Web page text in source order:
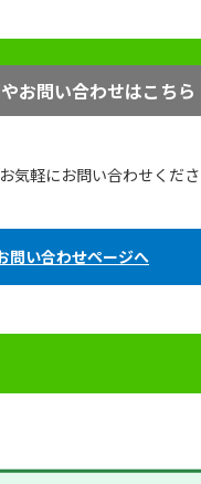
お問い合わせはこちら
気軽にお問い合わせくださ
問い合わせページへ